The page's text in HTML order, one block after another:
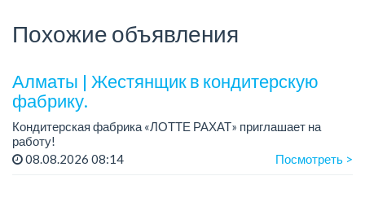
Похожие объявления
Алматы | Жестянщик в кондитерскую
фабрику.
Кондитерская фабрика «ЛОТТЕ РАХАТ» приглашает на
работу!
График работы: сменный.
08.08.2026 08:14 Посмотреть >